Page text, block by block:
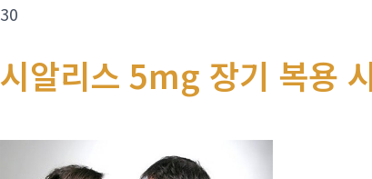
30
시알리스 5mg 장기 복용